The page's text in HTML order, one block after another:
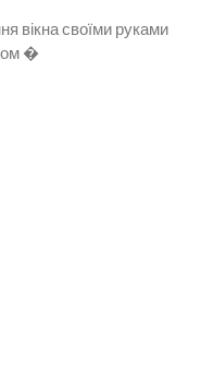
вікна своїми руками
�